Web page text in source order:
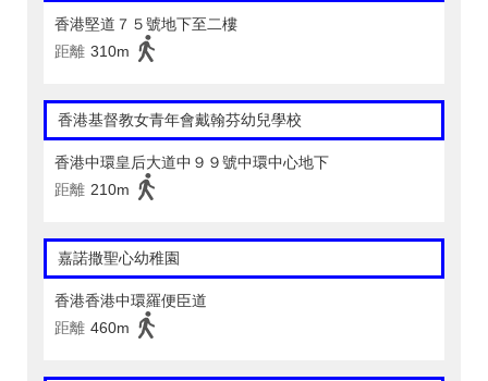
香港堅道７５號地下至二樓
距離 310m
香港基督教女青年會戴翰芬幼兒學校
香港中環皇后大道中９９號中環中心地下
距離 210m
嘉諾撒聖心幼稚園
香港香港中環羅便臣道
距離 460m